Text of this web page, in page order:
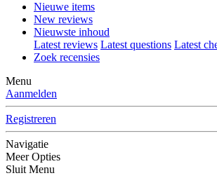
Nieuwe items
New reviews
Nieuwste inhoud
Latest reviews Latest questions Latest
Zoek recensies
Menu
Aanmelden
Registreren
Navigatie
Meer Opties
Sluit Menu